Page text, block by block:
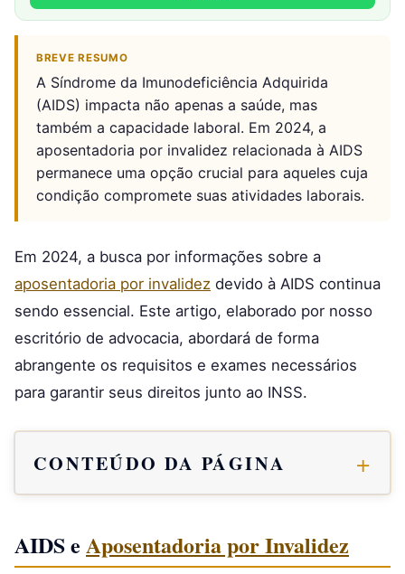
BREVE RESUMO
A Síndrome da Imunodeficiência Adquirida
(AIDS) impacta não apenas a saúde, mas
também a capacidade laboral. Em 2024, a
aposentadoria por invalidez relacionada à AIDS
permanece uma opção crucial para aqueles cuja
condição compromete suas atividades laborais.
Em 2024, a busca por informações sobre a
aposentadoria por invalidez devido à AIDS continua
sendo essencial. Este artigo, elaborado por nosso
escritório de advocacia, abordará de forma
abrangente os requisitos e exames necessários
para garantir seus direitos junto ao INSS.
CONTEÚDO DA PÁGINA
AIDS e Aposentadoria por Invalidez